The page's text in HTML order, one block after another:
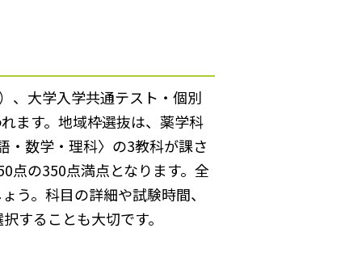
、大学入学共通テスト・個別
ます。地域枠選抜は、薬学科
・数学・理科〉の3教科が課さ
点の350点満点となります。全
う。科目の詳細や試験時間、
することも大切です。